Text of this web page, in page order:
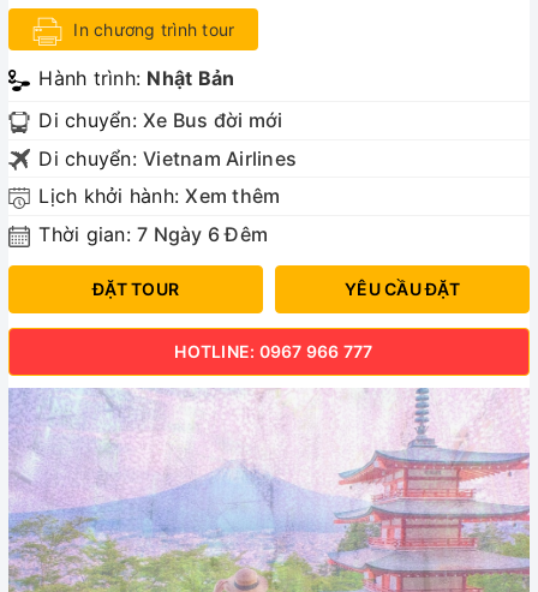
In chương trình tour
Hành trình: Nhật Bản
Di chuyển: Xe Bus đời mới
Di chuyển: Vietnam Airlines
Lịch khởi hành:Xem thêm
Thời gian: 7 Ngày 6 Đêm
ĐẶT TOUR YÊU CẦU ĐẶT
HOTLINE: 0967 966 777